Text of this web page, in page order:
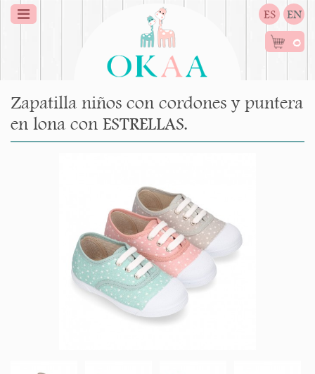
ES EN
0
Zapatilla niños con cordones y puntera
en lona con ESTRELLAS.